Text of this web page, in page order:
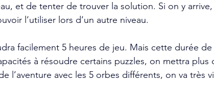
et de tenter de trouver la solution. Si on y
l’utiliser lors d’un autre niveau.
facilement 5 heures de jeu. Mais cette durée de
à résoudre certains puzzles, on mettra plus
l’aventure avec les 5 orbes différents, on va très